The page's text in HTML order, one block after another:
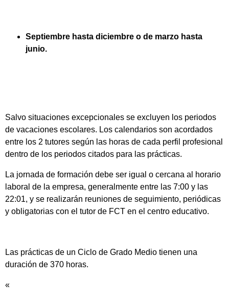
Septiembre hasta diciembre o de marzo hasta
junio.
Salvo situaciones excepcionales se excluyen los periodos
de vacaciones escolares. Los calendarios son acordados
entre los 2 tutores según las horas de cada perfil profesional
dentro de los periodos citados para las prácticas.
La jornada de formación debe ser igual o cercana al horario
laboral de la empresa, generalmente entre las 7:00 y las
22:01, y se realizarán reuniones de seguimiento, periódicas
y obligatorias con el tutor de FCT en el centro educativo.
Las prácticas de un Ciclo de Grado Medio tienen una
duración de 370 horas.
«